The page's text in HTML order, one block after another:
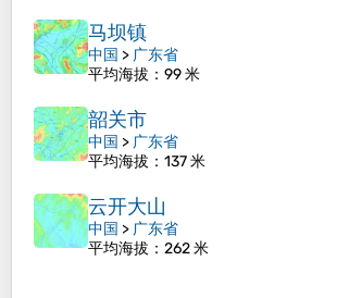
马坝镇
中国 > 广东省
平均海拔 ：99 米
韶关市
中国 > 广东省
平均海拔 ：137 米
云开大山
中国 > 广东省
平均海拔 ：262 米